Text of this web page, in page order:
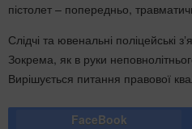
пістолет – попередньо,
Слідчі та ювенальні поліцейські
Зокрема, як в руки
Вирішується питання правової
FaceBook